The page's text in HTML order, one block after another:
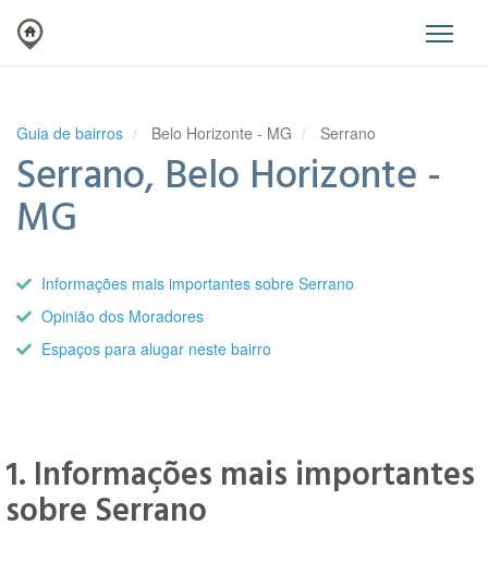
Guia de bairros Belo Horizonte - MG Serrano
Serrano, Belo Horizonte -
MG
Informações mais importantes sobre Serrano
Opinião dos Moradores
Espaços para alugar neste bairro
1. Informações mais importantes
sobre Serrano